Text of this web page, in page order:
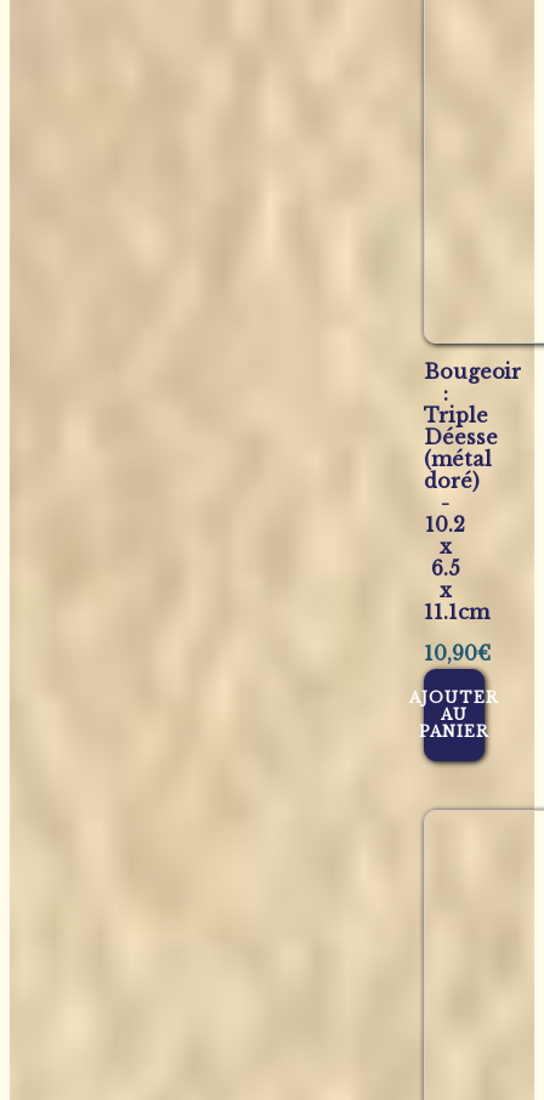
Bougeoir
:
Triple
Déesse
(métal
doré)
-
10.2
x
6.5
x
11.1cm
10,90€
AJOUTER
AU
PANIER